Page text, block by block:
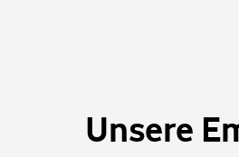
Unsere